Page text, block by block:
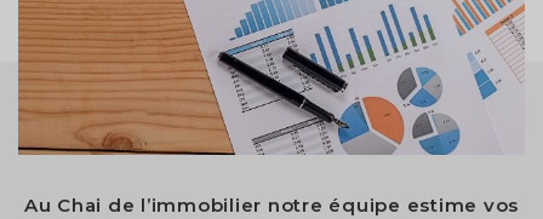
Au Chai de l’immobilier notre équipe estime vos